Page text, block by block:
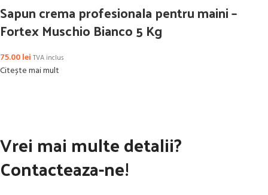
Sapun crema profesionala pentru maini –
Fortex Muschio Bianco 5 Kg
75.00lei TVA inclus
Citește mai mult
Vrei mai multe detalii?
Contacteaza-ne!